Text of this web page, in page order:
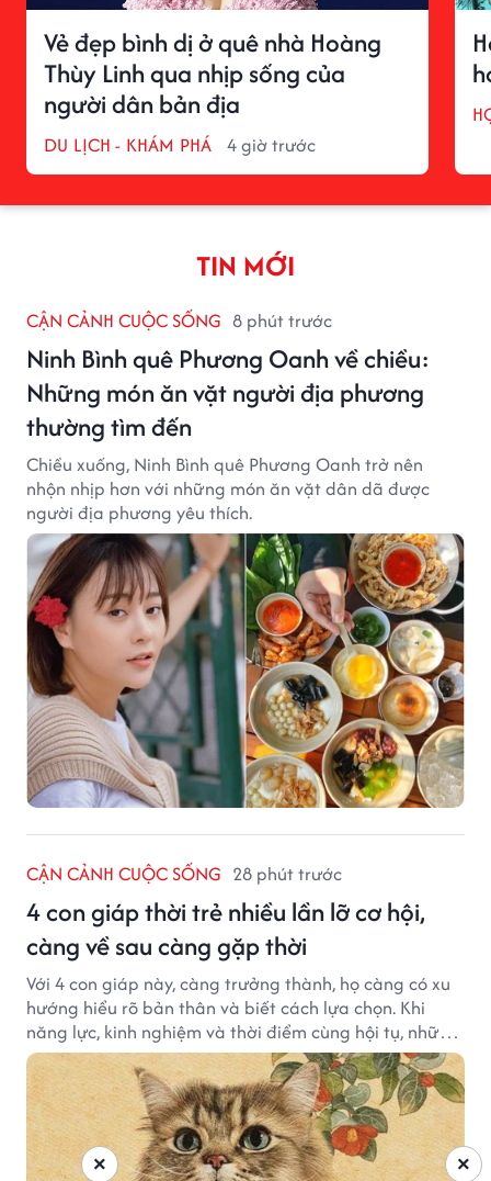
Vẻ đẹp bình dị ở quê nhà Hoàng
Thùy Linh qua nhịp sống của
người dân bản địa
DU LỊCH - KHÁM PHÁ 4 giờ trước
TIN MỚI
CẬN CẢNH CUỘC SỐNG 8 phút trước
Ninh Bình quê Phương Oanh về chiều:
Những món ăn vặt người địa phương
thường tìm đến
Chiều xuống, Ninh Bình quê Phương Oanh trở nên
nhộn nhịp hơn với những món ăn vặt dân dã được
người địa phương yêu thích.
CẬN CẢNH CUỘC SỐNG 28 phút trước
4 con giáp thời trẻ nhiều lần lỡ cơ hội,
càng về sau càng gặp thời
Với 4 con giáp này, càng trưởng thành, họ càng có xu
hướng hiểu rõ bản thân và biết cách lựa chọn. Khi
năng lực, kinh nghiệm và thời điểm cùng hội tụ, những
cơ hội từng tưởng đã vuột mất có thể được thay thế
bằng những cơ hội phù hợp hơn.
×
×